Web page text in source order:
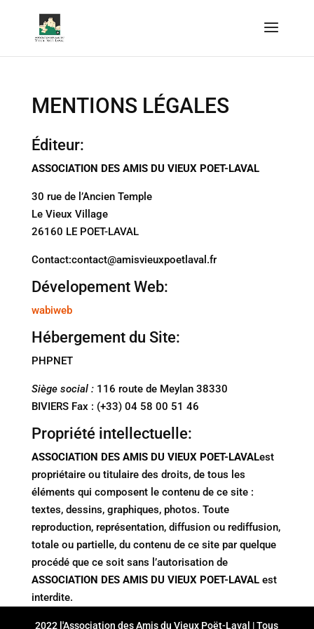
MENTIONS LÉGALES
Éditeur:
ASSOCIATION DES AMIS DU VIEUX POET-LAVAL
30 rue de l’Ancien Temple
Le Vieux Village
26160 LE POET-LAVAL
Contact:contact@amisvieuxpoetlaval.fr
Dévelopement Web:
wabiweb
Hébergement du Site:
PHPNET
Siège social : 116 route de Meylan 38330
BIVIERS Fax : (+33) 04 58 00 51 46
Propriété intellectuelle:
ASSOCIATION DES AMIS DU VIEUX POET-LAVALest
propriétaire ou titulaire des droits, de tous les
éléments qui composent le contenu de ce site :
textes, dessins, graphiques, photos. Toute
reproduction, représentation, diffusion ou rediffusion,
totale ou partielle, du contenu de ce site par quelque
procédé que ce soit sans l’autorisation de
ASSOCIATION DES AMIS DU VIEUX POET-LAVALest
interdite.
2022 l'Association des Amis du Vieux Poët-Laval | Tous